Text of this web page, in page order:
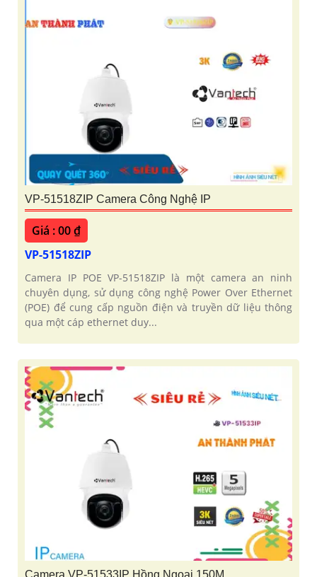
VP-51518ZIP Camera Công Nghệ IP
Giá : 00 ₫
VP-51518ZIP
Camera IP POE VP-51518ZIP là một camera an ninh
chuyên dụng, sử dụng công nghệ Power Over Ethernet
(POE) để cung cấp nguồn điện và truyền dữ liệu thông
qua một cáp ethernet duy...